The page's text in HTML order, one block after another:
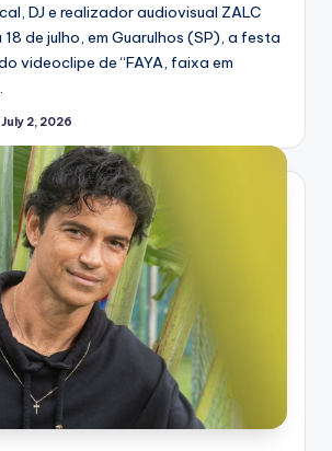
DJ e realizador audiovisual ZALC
de julho, em Guarulhos (SP), a festa
videoclipe de “FAYA, faixa em
July 2, 2026